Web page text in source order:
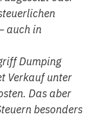
auch in
Dumping
Verkauf unter
Das aber
besonders